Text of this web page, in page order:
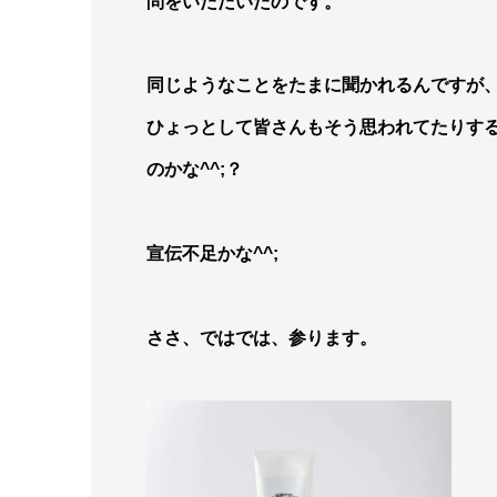
同じようなことをたまに聞かれるんですが
ひょっとして皆さんもそう思われてたりす
のかな^^;？
宣伝不足かな^^;
ささ、ではでは、参ります。